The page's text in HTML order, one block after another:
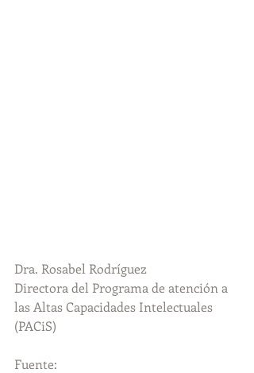
Dra. Rosabel Rodríguez
Directora del Programa de atención a
las Altas Capacidades Intelectuales
(PACiS)
Fuente: